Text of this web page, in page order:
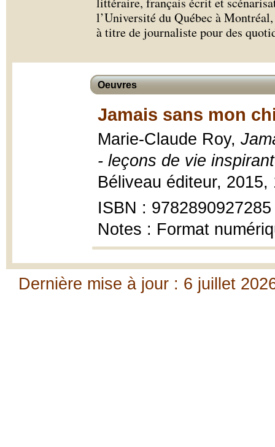
l’Université du Québec à
à titre de journaliste pour des
Oeuvres
Jamais sans mon
Marie-Claude Roy,
- leçons de vie
Béliveau éditeur,
ISBN : 9782890927285
Notes : Format
Dernière mise à jour : 6 juillet